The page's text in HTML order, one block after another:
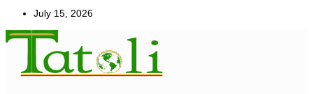
July 15, 2026